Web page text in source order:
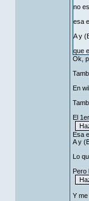
no
esa
A y
que
Ok,
En
El
Esa
A y
Lo
Pero
Y